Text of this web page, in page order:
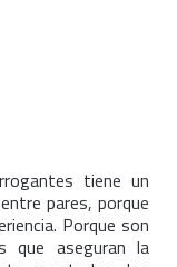
tiene un
pares, porque
Porque son
que aseguran la